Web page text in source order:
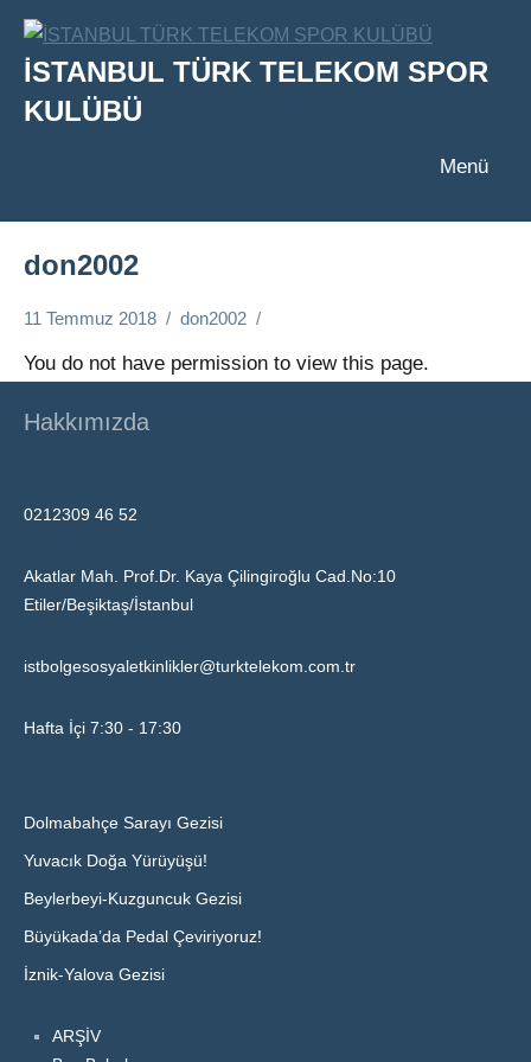
İçeriğe
İSTANBUL TÜRK TELEKOM SPOR
KULÜBÜ
Menü
don2002
11 Temmuz 2018 don2002
You do not have permission to view this page.
Hakkımızda
0212309 46 52
Akatlar Mah. Prof.Dr. Kaya Çilingiroğlu Cad.No:10
Etiler/Beşiktaş/İstanbul
istbolgesosyaletkinlikler@turktelekom.com.tr
Hafta İçi 7:30 - 17:30
Dolmabahçe Sarayı Gezisi
Yuvacık Doğa Yürüyüşü!
Beylerbeyi-Kuzguncuk Gezisi
Büyükada’da Pedal Çeviriyoruz!
İznik-Yalova Gezisi
ARŞİV